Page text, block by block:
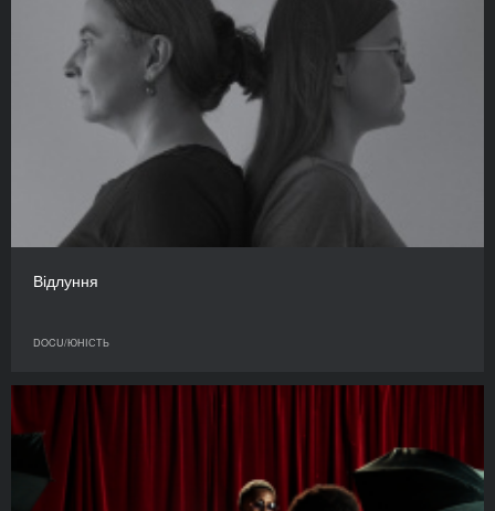
Відлуння
DOCU/ЮНІСТЬ